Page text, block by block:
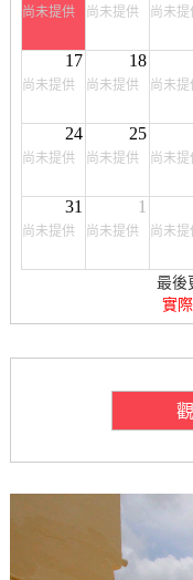
尚未提供 尚未提供 尚未提
17
尚未提供
18
尚未提供 尚未提
24
尚未提供
25
尚未提供 尚未提
31
尚未提供
1
尚未提供 尚未提
最後
實